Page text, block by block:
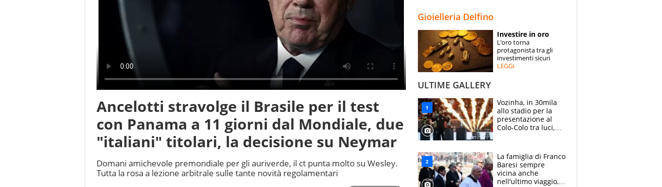
ESPERTI
CONTATTI
Ancelotti stravolge il Brasile per il test
con Panama a 11 giorni dal Mondiale, due
"italiani" titolari, la decisione su Neymar
Domani amichevole premondiale per gli auriverde, il ct punta molto su Wesley.
Tutta la rosa a lezione arbitrale sulle tante novità regolamentari
Gioielleria Delfino
Investire in oro
L’oro torna
protagonista tra gli
investimenti sicuri
LEGGI
ULTIME GALLERY
Vozinha, in 30mila
allo stadio per la
presentazione al
Colo-Colo tra luci,
La famiglia di Franco
Baresi sempre
vicina anche
nell'ultimo viaggio,